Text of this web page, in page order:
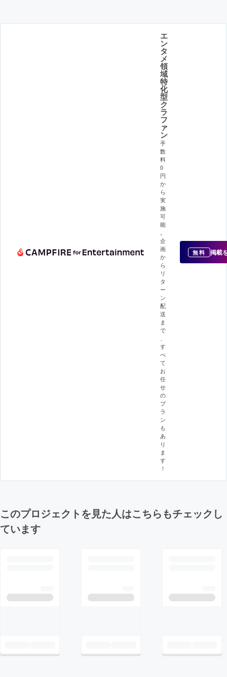
エ
ン
タ
メ
領
域
特
化
型
ク
ラ
フ
ァ
ン
手
数
料
0
円
か
ら
実
施
可
能
企
画
か
ら
リ
タ
ー
ン
配
送
ま
で
す
べ
て
お
任
せ
の
プ
ラ
ン
も
あ
り
ま
す
！
無料 掲載
このプロジェクトを見た人はこちらもチェックし
ています